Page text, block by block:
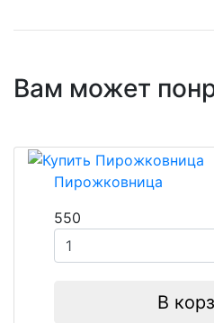
Вам может
Пирожковница
550
В